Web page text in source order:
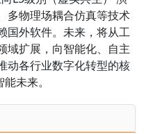
多物理场耦合仿真等技术
国外软件。未来，将从工
域扩展，向智能化、自主
动各行业数字化转型的核
未来。